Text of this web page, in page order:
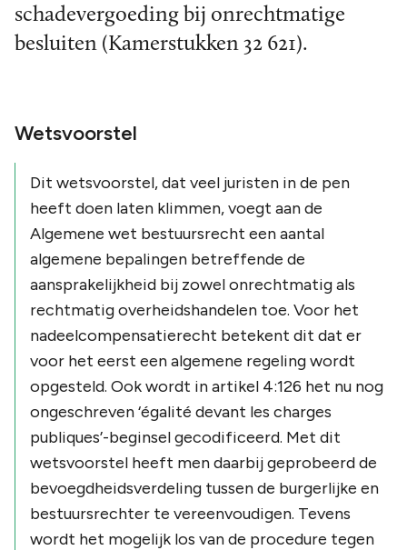
schadevergoeding bij onrechtmatige
besluiten (Kamerstukken 32 621).
Wetsvoorstel
Dit wetsvoorstel, dat veel juristen in de pen
heeft doen laten klimmen, voegt aan de
Algemene wet bestuursrecht een aantal
algemene bepalingen betreffende de
aansprakelijkheid bij zowel onrechtmatig als
rechtmatig overheidshandelen toe. Voor het
nadeelcompensatierecht betekent dit dat er
voor het eerst een algemene regeling wordt
opgesteld. Ook wordt in artikel 4:126 het nu nog
ongeschreven ‘égalité devant les charges
publiques’-beginsel gecodificeerd. Met dit
wetsvoorstel heeft men daarbij geprobeerd de
bevoegdheidsverdeling tussen de burgerlijke en
bestuursrechter te vereenvoudigen. Tevens
wordt het mogelijk los van de procedure tegen